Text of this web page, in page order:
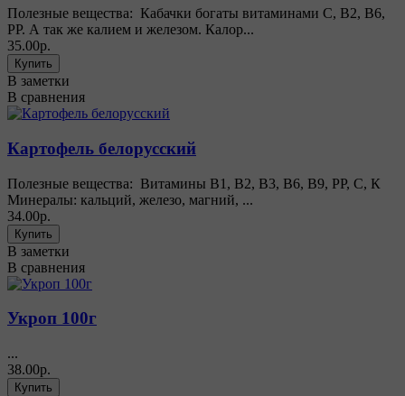
Полезные вещества: Кабачки богаты витаминами С, В2, В6,
РР. А так же калием и железом. Калор...
35.00р.
В заметки
В сравнения
Картофель белорусский
Полезные вещества: Витамины В1, В2, В3, В6, В9, РР, С, К
Минералы: кальций, железо, магний, ...
34.00р.
В заметки
В сравнения
Укроп 100г
...
38.00р.